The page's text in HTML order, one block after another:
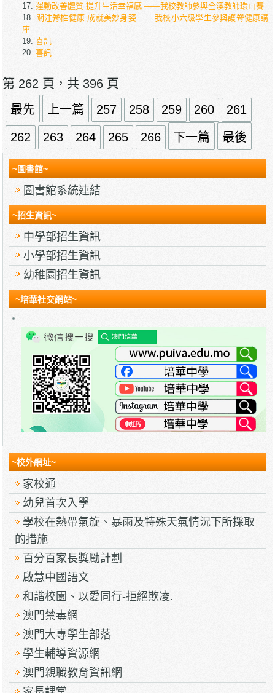
運動改善體質 提升生活幸福感 ——我校教師參與全澳教師環山賽
關注脊椎健康 成就美妙身姿 ——我校小六級學生參與護脊健康講
座
喜訊
喜訊
第 262 頁，共 396 頁
最先
上一篇 257 258 259 260 261
262 263 264 265 266 下一篇 最後
~圖書館~
圖書館系統連結
~招生資訊~
中學部招生資訊
小學部招生資訊
幼稚園招生資訊
~培華社交網站~
~校外網址~
家校通
幼兒首次入學
學校在熱帶氣旋、暴雨及特殊天氣情況下所採取
的措施
百分百家長獎勵計劃
啟慧中國語文
和諧校園、以愛同行-拒絕欺凌.
澳門禁毒網
澳門大專學生部落
學生輔導資源網
澳門親職教育資訊網